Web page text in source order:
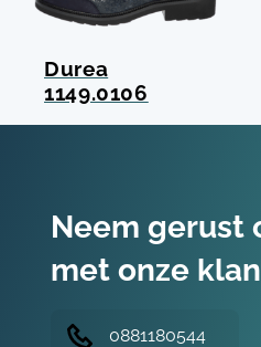
Durea
1149.0106
Neem gerust
met onze
0881180544